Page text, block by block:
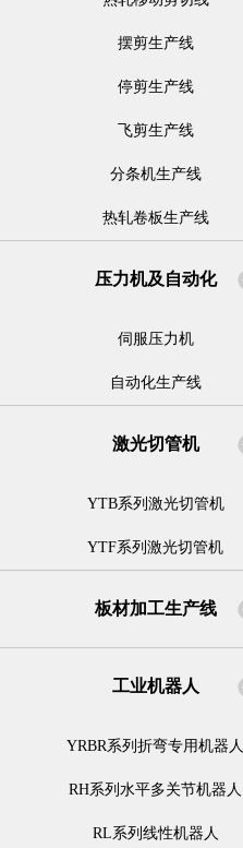
摆剪生产线
停剪生产线
飞剪生产线
分条机生产线
热轧卷板生产线
压力机及自动化
伺服压力机
自动化生产线
激光切管机
YTB系列激光切管机
YTF系列激光切管机
板材加工生产线
工业机器人
YRBR系列折弯专用机器人
RH系列水平多关节机器人
RL系列线性机器人